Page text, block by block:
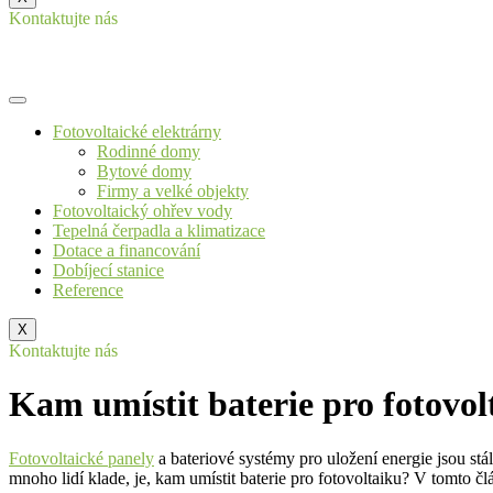
Kontaktujte nás
Fotovoltaické elektrárny
Rodinné domy
Bytové domy
Firmy a velké objekty
Fotovoltaický ohřev vody
Tepelná čerpadla a klimatizace
Dotace a financování
Dobíjecí stanice
Reference
X
Kontaktujte nás
Kam umístit baterie pro
Fotovoltaické panely a bateriové systémy pro uložení energie jsou
mnoho lidí klade, je, kam umístit baterie pro fotovoltaiku? V tomto